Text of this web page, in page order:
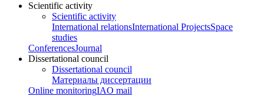
Scientific activity
Scientific activity
International relationsInternational ProjectsSpace
studies
ConferencesJournal
Dissertational council
Dissertational council
Материалы диссертации
Online monitoringIAO mail